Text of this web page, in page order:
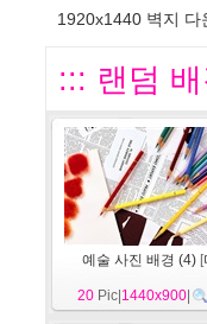
1920x1440 벽지 다
::: 랜덤
예술 사진 배경 (4) [
20 Pic| 1440x900